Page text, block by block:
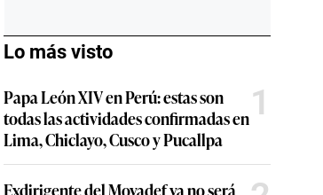
Lo más visto
Papa León XIV en Perú: estas son
todas las actividades confirmadas en
Lima, Chiclayo, Cusco y Pucallpa
1
Exdirigente del Movadef ya no será